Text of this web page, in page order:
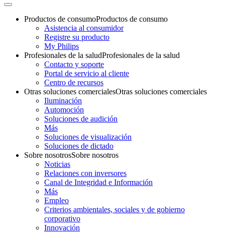
Productos de consumoProductos de consumo
Asistencia al consumidor
Registre su producto
My Philips
Profesionales de la saludProfesionales de la salud
Contacto y soporte
Portal de servicio al cliente
Centro de recursos
Otras soluciones comercialesOtras soluciones comerciales
Iluminación
Automoción
Soluciones de audición
Más
Soluciones de visualización
Soluciones de dictado
Sobre nosotrosSobre nosotros
Noticias
Relaciones con inversores
Canal de Integridad e Información
Más
Empleo
Criterios ambientales, sociales y de gobierno
corporativo
Innovación